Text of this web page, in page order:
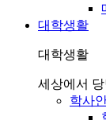
대학생활
대학생활
세상에서
학사